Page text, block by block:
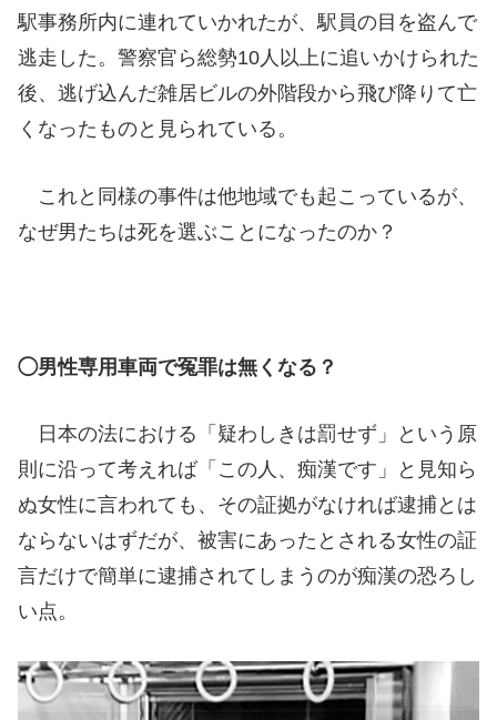
駅事務所内に連れていかれたが、駅員の目を盗んで
逃走した。警察官ら総勢10人以上に追いかけられた
後、逃げ込んだ雑居ビルの外階段から飛び降りて亡
くなったものと見られている。
これと同様の事件は他地域でも起こっているが、
なぜ男たちは死を選ぶことになったのか？
◯男性専用車両で冤罪は無くなる？
日本の法における「疑わしきは罰せず」という原
則に沿って考えれば「この人、痴漢です」と見知ら
ぬ女性に言われても、その証拠がなければ逮捕とは
ならないはずだが、被害にあったとされる女性の証
言だけで簡単に逮捕されてしまうのが痴漢の恐ろし
い点。